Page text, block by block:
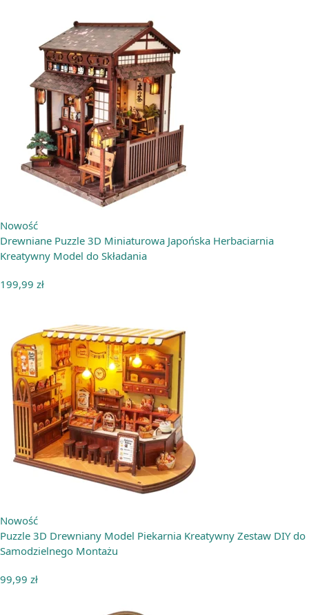
Nowość
Drewniane Puzzle 3D Miniaturowa Japońska Herbaciarnia
Kreatywny Model do Składania
199,99 zł
Nowość
Puzzle 3D Drewniany Model Piekarnia Kreatywny Zestaw DIY do
Samodzielnego Montażu
99,99 zł